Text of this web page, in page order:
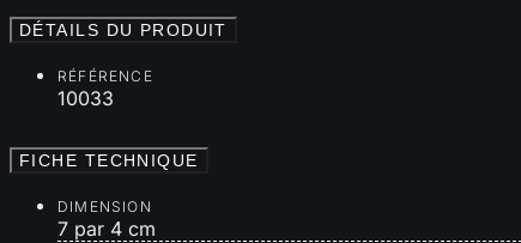
DÉTAILS DU PRODUIT
RÉFÉRENCE
10033
FICHE TECHNIQUE
DIMENSION
7 par 4 cm